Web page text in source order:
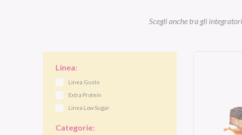
Scegli anche tra gli
Linea:
Linea Gusto
Extra Protein
Linea Low Sugar
Categorie: